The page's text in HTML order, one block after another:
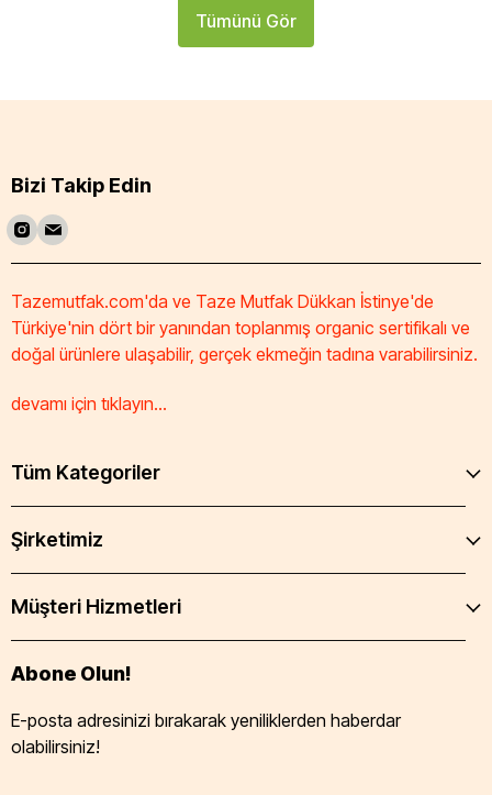
Tümünü Gör
Bizi Takip Edin
Tazemutfak.com'da ve Taze Mutfak Dükkan İstinye'de
Türkiye'nin dört bir yanından toplanmış organic sertifikalı ve
doğal ürünlere ulaşabilir, gerçek ekmeğin tadına varabilirsiniz.
devamı için tıklayın...
Tüm Kategoriler
Şirketimiz
Müşteri Hizmetleri
Abone Olun!
E-posta adresinizi bırakarak yeniliklerden haberdar
olabilirsiniz!